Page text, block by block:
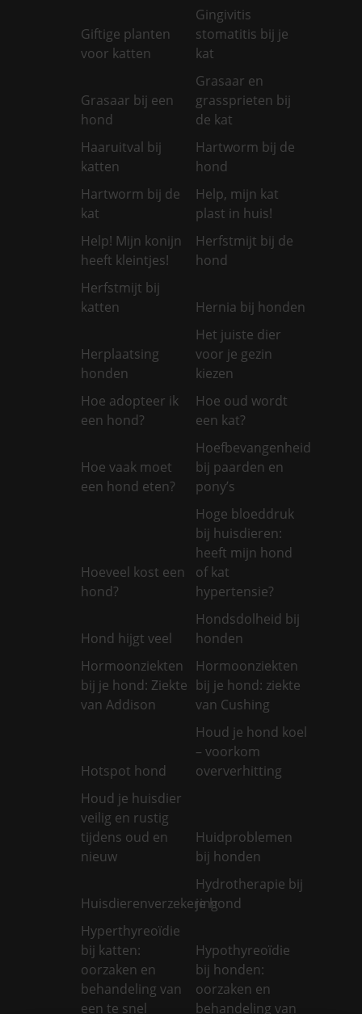
Giftige planten
voor katten
Gingivitis
stomatitis bij je
kat
Grasaar bij een
hond
Grasaar en
grassprieten bij
de kat
Haaruitval bij
katten
Hartworm bij de
hond
Hartworm bij de
kat
Help, mijn kat
plast in huis!
Help! Mijn konijn
heeft kleintjes!
Herfstmijt bij de
hond
Herfstmijt bij
katten
Hernia bij honden
Herplaatsing
honden
Het juiste dier
voor je gezin
kiezen
Hoe adopteer ik
een hond?
Hoe oud wordt
een kat?
Hoe vaak moet
een hond eten?
Hoefbevangenheid
bij paarden en
pony’s
Hoeveel kost een
hond?
Hoge bloeddruk
bij huisdieren:
heeft mijn hond
of kat
hypertensie?
Hond hijgt veel
Hondsdolheid bij
honden
Hormoonziekten
bij je hond: Ziekte
van Addison
Hormoonziekten
bij je hond: ziekte
van Cushing
Hotspot hond
Houd je hond koel
– voorkom
oververhitting
Houd je huisdier
veilig en rustig
tijdens oud en
nieuw
Huidproblemen
bij honden
Huisdierenverzekering
Hydrotherapie bij
je hond
Hyperthyreoïdie
bij katten:
oorzaken en
behandeling van
een te snel
Hypothyreoïdie
bij honden:
oorzaken en
behandeling van